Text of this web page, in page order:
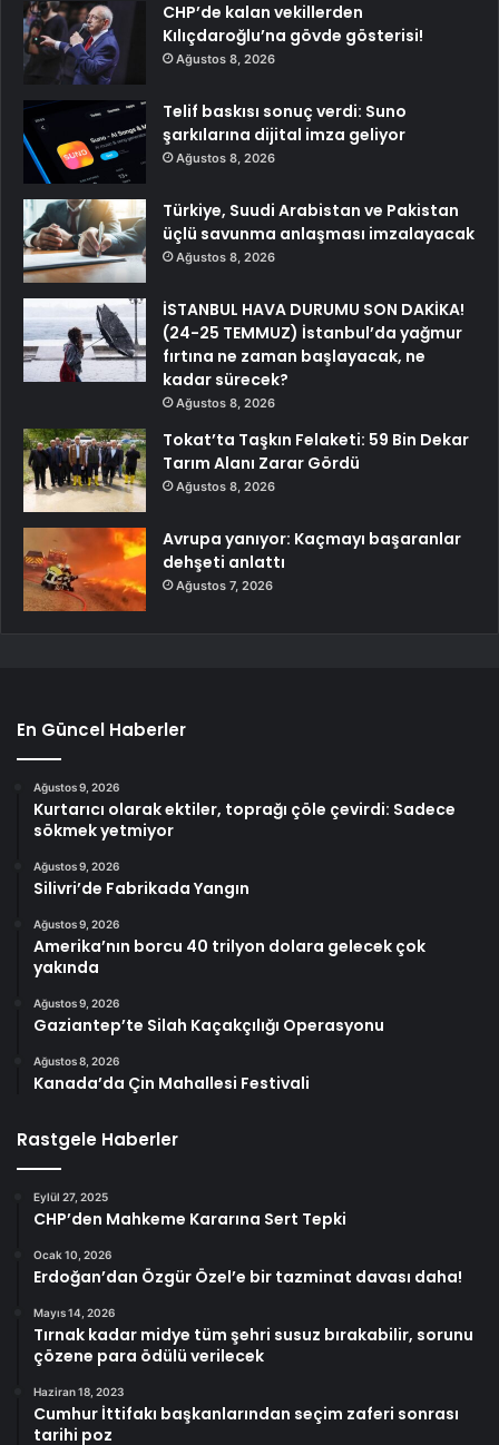
CHP’de kalan vekillerden
Kılıçdaroğlu’na gövde gösterisi!
Ağustos 8, 2026
Telif baskısı sonuç verdi: Suno
şarkılarına dijital imza geliyor
Ağustos 8, 2026
Türkiye, Suudi Arabistan ve Pakistan
üçlü savunma anlaşması imzalayacak
Ağustos 8, 2026
İSTANBUL HAVA DURUMU SON DAKİKA!
(24-25 TEMMUZ) İstanbul’da yağmur
fırtına ne zaman başlayacak, ne
kadar sürecek?
Ağustos 8, 2026
Tokat’ta Taşkın Felaketi: 59 Bin Dekar
Tarım Alanı Zarar Gördü
Ağustos 8, 2026
Avrupa yanıyor: Kaçmayı başaranlar
dehşeti anlattı
Ağustos 7, 2026
En Güncel Haberler
Ağustos 9, 2026
Kurtarıcı olarak ektiler, toprağı çöle çevirdi: Sadece
sökmek yetmiyor
Ağustos 9, 2026
Silivri’de Fabrikada Yangın
Ağustos 9, 2026
Amerika’nın borcu 40 trilyon dolara gelecek çok
yakında
Ağustos 9, 2026
Gaziantep’te Silah Kaçakçılığı Operasyonu
Ağustos 8, 2026
Kanada’da Çin Mahallesi Festivali
Rastgele Haberler
Eylül 27, 2025
CHP’den Mahkeme Kararına Sert Tepki
Ocak 10, 2026
Erdoğan’dan Özgür Özel’e bir tazminat davası daha!
Mayıs 14, 2026
Tırnak kadar midye tüm şehri susuz bırakabilir, sorunu
çözene para ödülü verilecek
Haziran 18, 2023
Cumhur İttifakı başkanlarından seçim zaferi sonrası
tarihi poz